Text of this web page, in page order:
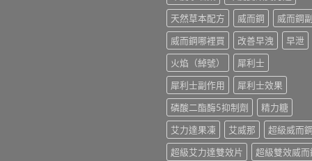
天然草本配方
威而鋼
威而鋼
威而鋼哪裡買
改善早洩
早泄
火焰（綽號）
犀利士
犀利士副作用
犀利士效果
磷酸二酯酶5抑制劑
精力糖
艾力達果凍
艾威那
超級威而鋼
超級艾力達雙效片
超級雙效威而